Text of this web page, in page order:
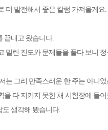
더 발전해서 좋은 칼럼 가져올게요.
끝내고 왔습니다.
밀린 진도와 문제들을 풀다 보니
는 그리 만족스러운 한 주는 아니
을 다 지키지 못한 채 시험장에 들
도 생각해 봤습니다.